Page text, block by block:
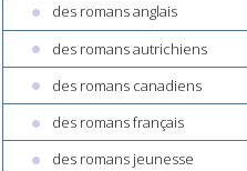
des romans anglais
des romans autrichiens
des romans canadiens
des romans français
des romans jeunesse